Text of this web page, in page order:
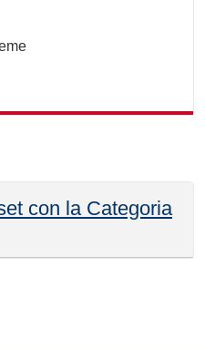
con la Categoria